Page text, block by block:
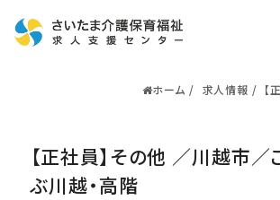
就職・転職支援
無料
資格取得なら
さいたま介護アカデミー
ホーム 求人情報
【
【正社員】その他 ／川越市／
ぶ川越・高階